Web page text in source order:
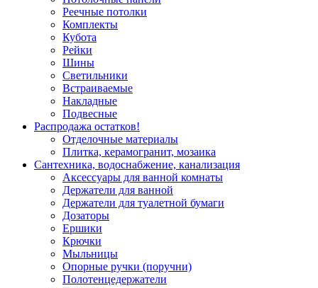
Реечные потолки
Комплекты
Кубота
Рейки
Шины
Светильники
Встраиваемые
Накладные
Подвесные
Распродажа остатков!
Отделочные материалы
Плитка, керамогранит, мозаика
Сантехника, водоснабжение, канализация
Аксессуары для ванной комнаты
Держатели для ванной
Держатели для туалетной бумаги
Дозаторы
Ершики
Крючки
Мыльницы
Опорные ручки (поручни)
Полотенцедержатели